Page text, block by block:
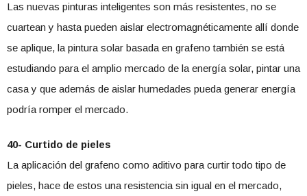
Las nuevas pinturas inteligentes son más resistentes, no se
cuartean y hasta pueden aislar electromagnéticamente allí donde
se aplique, la pintura solar basada en grafeno también se está
estudiando para el amplio mercado de la energía solar, pintar una
casa y que además de aislar humedades pueda generar energía
podría romper el mercado.
40- Curtido de pieles
La aplicación del grafeno como aditivo para curtir todo tipo de
pieles, hace de estos una resistencia sin igual en el mercado,